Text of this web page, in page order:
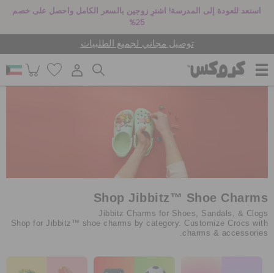
استعد للعودة إلى المدرسة! اشترِ زوجين بالسعر الكامل واحصل على خصم
25%
توصيل مجاني لجميع الطلبيات
أطفال
جيبيتز تشارمز
Shop Jibbitz™ Shoe Charms
Jibbitz Charms for Shoes, Sandals, & Clogs
Shop for Jibbitz™ shoe charms by category. Customize Crocs with
charms & accessories.